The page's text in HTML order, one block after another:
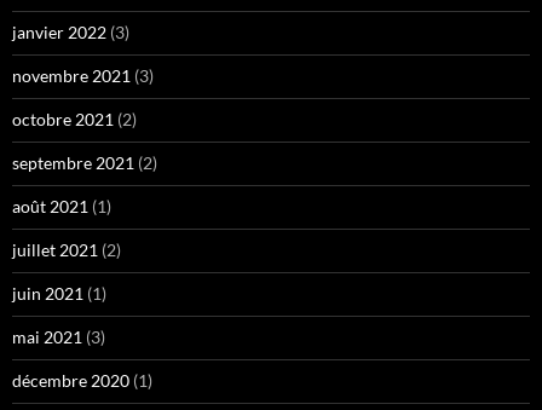
janvier 2022 (3)
novembre 2021 (3)
octobre 2021 (2)
septembre 2021 (2)
août 2021 (1)
juillet 2021 (2)
juin 2021 (1)
mai 2021 (3)
décembre 2020 (1)